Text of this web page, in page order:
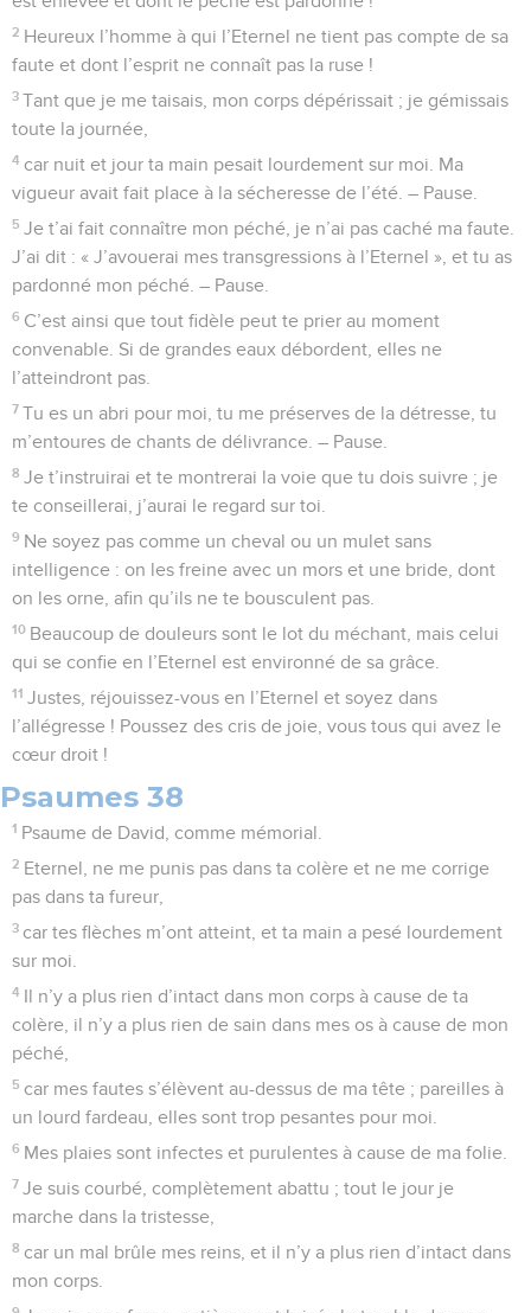
2 Heureux l’homme à qui l’Eternel ne tient pas compte de sa
faute et dont l’esprit ne connaît pas la ruse !
3 Tant que je me taisais, mon corps dépérissait ; je gémissais
toute la journée,
4 car nuit et jour ta main pesait lourdement sur moi. Ma
vigueur avait fait place à la sécheresse de l’été. – Pause.
5 Je t’ai fait connaître mon péché, je n’ai pas caché ma faute.
J’ai dit : « J’avouerai mes transgressions à l’Eternel », et tu as
pardonné mon péché. – Pause.
6 C’est ainsi que tout fidèle peut te prier au moment
convenable. Si de grandes eaux débordent, elles ne
l’atteindront pas.
7 Tu es un abri pour moi, tu me préserves de la détresse, tu
m’entoures de chants de délivrance. – Pause.
8 Je t’instruirai et te montrerai la voie que tu dois suivre ; je
te conseillerai, j’aurai le regard sur toi.
9 Ne soyez pas comme un cheval ou un mulet sans
intelligence : on les freine avec un mors et une bride, dont
on les orne, afin qu’ils ne te bousculent pas.
10 Beaucoup de douleurs sont le lot du méchant, mais celui
qui se confie en l’Eternel est environné de sa grâce.
11 Justes, réjouissez-vous en l’Eternel et soyez dans
l’allégresse ! Poussez des cris de joie, vous tous qui avez le
cœur droit !
Psaumes 38
1 Psaume de David, comme mémorial.
2 Eternel, ne me punis pas dans ta colère et ne me corrige
pas dans ta fureur,
3 car tes flèches m’ont atteint, et ta main a pesé lourdement
sur moi.
4
Il n’y a plus rien d’intact dans mon corps à cause de ta
colère, il n’y a plus rien de sain dans mes os à cause de mon
péché,
5 car mes fautes s’élèvent au-dessus de ma tête ; pareilles à
un lourd fardeau, elles sont trop pesantes pour moi.
6 Mes plaies sont infectes et purulentes à cause de ma folie.
7 Je suis courbé, complètement abattu ; tout le jour je
marche dans la tristesse,
8 car un mal brûle mes reins, et il n’y a plus rien d’intact dans
mon corps.